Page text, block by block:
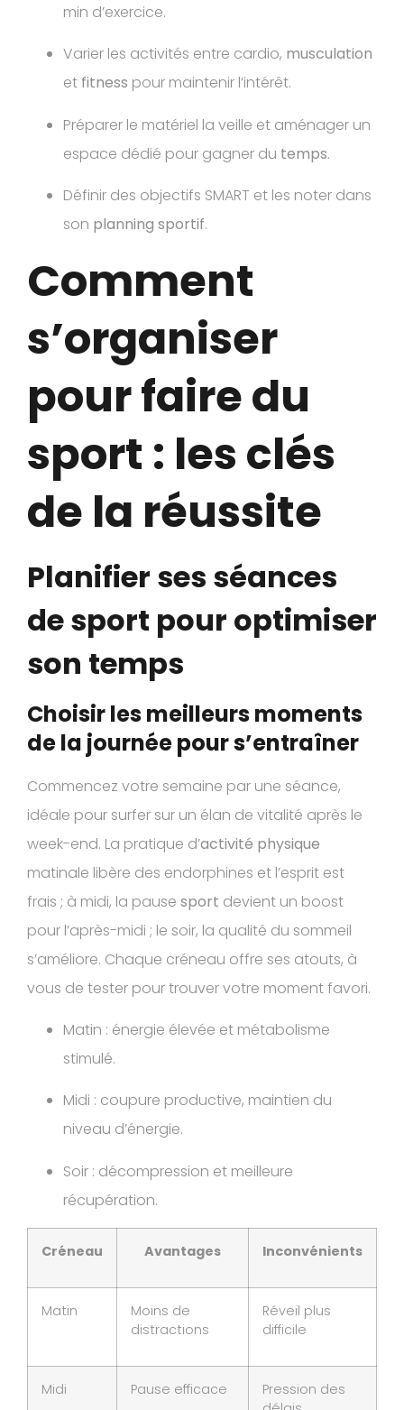
min d’exercice.
Varier les activités entre cardio, musculation
et fitness pour maintenir l’intérêt.
Préparer le matériel la veille et aménager un
espace dédié pour gagner du temps.
Définir des objectifs SMART et les noter dans
son planning sportif.
Comment
s’organiser
pour faire du
sport : les clés
de la réussite
Planifier ses séances
de sport pour optimiser
son temps
Choisir les meilleurs moments
de la journée pour s’entraîner
Commencez votre semaine par une séance,
idéale pour surfer sur un élan de vitalité après le
week-end. La pratique d’activité physique
matinale libère des endorphines et l’esprit est
frais ; à midi, la pause sport devient un boost
pour l’après-midi ; le soir, la qualité du sommeil
s’améliore. Chaque créneau offre ses atouts, à
vous de tester pour trouver votre moment favori.
Matin : énergie élevée et métabolisme
stimulé.
Midi : coupure productive, maintien du
niveau d’énergie.
Soir : décompression et meilleure
récupération.
Créneau Avantages Inconvénients
Matin
Moins de
distractions
Réveil plus
difficile
Midi Pause efficace
Pression des